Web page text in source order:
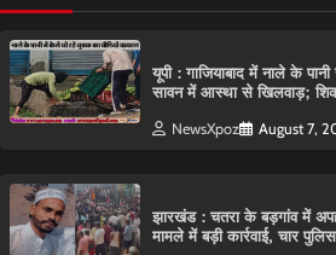
यूपी : गाजियाबाद में नाले के
सावन में आस्था से खिलवाड़;
NewsXpoz August 7,
झारखंड : चतरा के बड़गांव में
मामले में बड़ी कार्रवाई, चार